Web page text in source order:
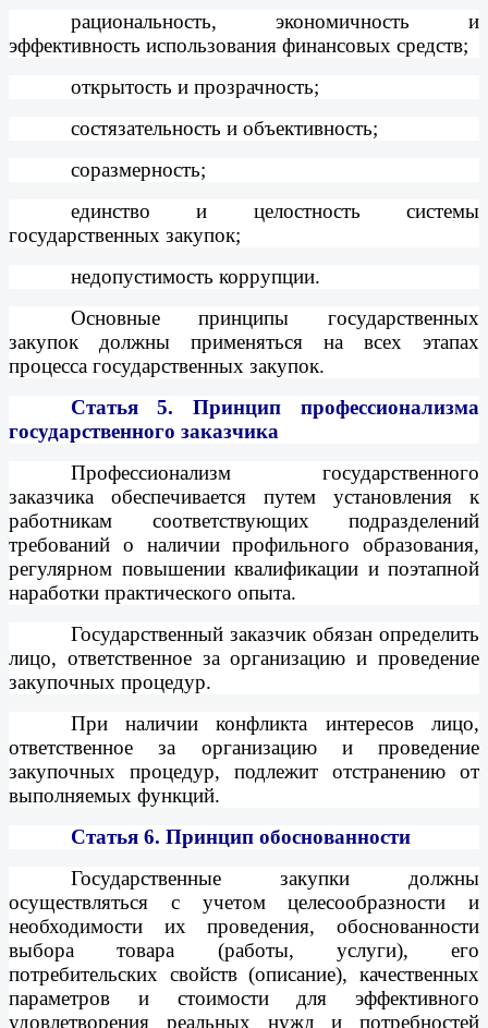
рациональность, экономичность и
эффективность использования финансовых средств;
открытость и прозрачность;
состязательность и объективность;
соразмерность;
единство и целостность системы
государственных закупок;
недопустимость коррупции.
Основные принципы государственных
закупок должны применяться на всех этапах
процесса государственных закупок.
Статья 5.Принцип профессионализма
государственного заказчика
Профессионализм государственного
заказчика обеспечивается путем установления к
работникам соответствующих подразделений
требований о наличии профильного образования,
регулярном повышении квалификации и поэтапной
наработки практического опыта.
Государственный заказчик обязан определить
лицо, ответственное за организацию и проведение
закупочных процедур.
При наличии конфликта интересов лицо,
ответственное за организацию и проведение
закупочных процедур, подлежит отстранению от
выполняемых функций.
Статья 6. Принцип обоснованности
Государственные закупки должны
осуществляться с учетом целесообразности и
необходимости их проведения, обоснованности
выбора товара (работы, услуги), его
потребительских свойств (описание), качественных
параметров и стоимости для эффективного
удовлетворения реальных нужд и потребностей